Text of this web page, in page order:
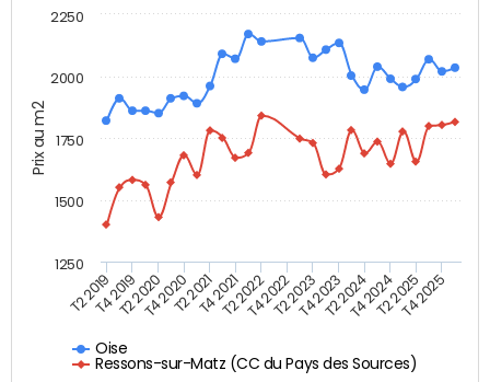
Prix au m2
Oise
Ressons-sur-Matz (CC du Pays des Sources)
T2 2019T4 2019T2 2020T4 2020T2 2021T4 2021T2 2022T4 2022T2 2023T4 2023T2 2024T4 2024T2 2025T4 2025
1250
1500
1750
2000
2250